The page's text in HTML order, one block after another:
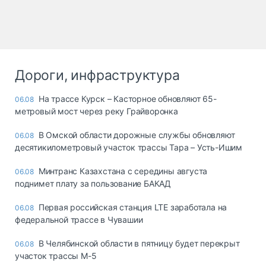
Дороги, инфраструктура
06.08 На трассе Курск – Касторное обновляют 65-
метровый мост через реку Грайворонка
06.08 В Омской области дорожные службы обновляют
десятикилометровый участок трассы Тара – Усть-Ишим
06.08 Минтранс Казахстана с середины августа
поднимет плату за пользование БАКАД
06.08 Первая российская станция LTE заработала на
федеральной трассе в Чувашии
06.08 В Челябинской области в пятницу будет перекрыт
участок трассы М-5